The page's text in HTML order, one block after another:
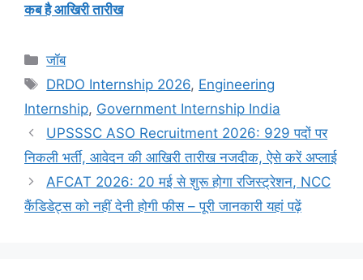
कब है आखिरी तारीख
Categories
जॉब
Tags
DRDO Internship 2026, Engineering
Internship, Government Internship India
UPSSSC ASO Recruitment 2026: 929 पदों पर
निकली भर्ती, आवेदन की आखिरी तारीख नजदीक, ऐसे करें अप्लाई
AFCAT 2026: 20 मई से शुरू होगा रजिस्ट्रेशन, NCC
कैंडिडेट्स को नहीं देनी होगी फीस – पूरी जानकारी यहां पढ़ें